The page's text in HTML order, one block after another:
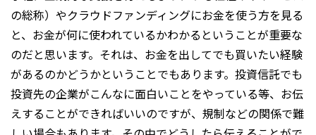
の総称）やクラウドファンディングにお金を使う方を見る
と、お金が何に使われているかわかるということが重要な
のだと思います。それは、お金を出してでも買いたい経験
があるのかどうかということでもあります。投資信託でも
投資先の企業がこんなに面白いことをやっている等、お伝
えすることができればいいのですが、規制などの関係で難